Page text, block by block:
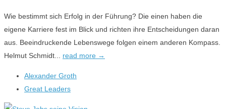
Wie bestimmt sich Erfolg in der Führung? Die einen haben die
eigene Karriere fest im Blick und richten ihre Entscheidungen daran
aus. Beeindruckende Lebenswege folgen einem anderen Kompass.
Helmut Schmidt... read more →
Alexander Groth
Great Leaders